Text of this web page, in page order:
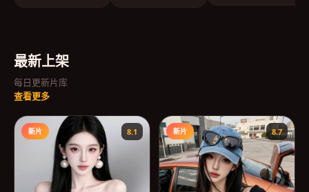
最新上架
每日更新片库
查看更多
新片 8.1 新片 8.7